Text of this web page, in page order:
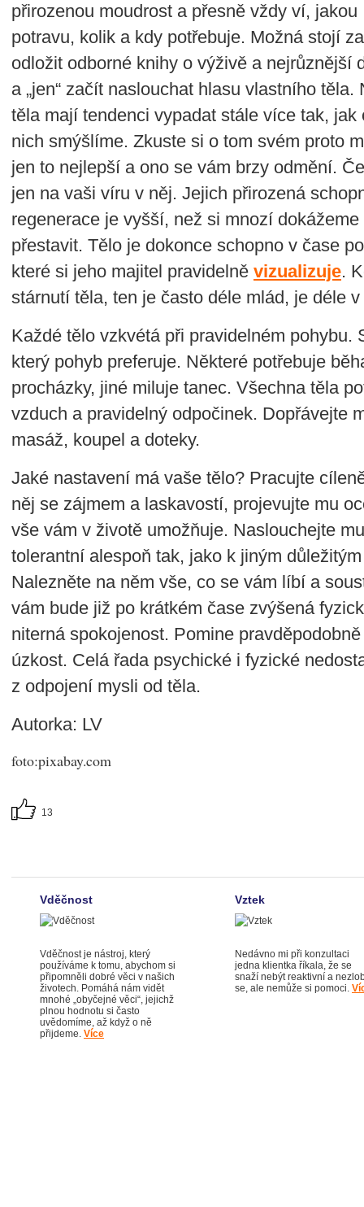
přirozenou moudrost a přesně vždy ví, jakou
potravu, kolik a kdy potřebuje. Možná stojí
odložit odborné knihy o výživě a nejrůznější
a „jen“ začít naslouchat hlasu vlastního těla.
těla mají tendenci vypadat stále více tak, jak
nich smýšlíme. Zkuste si o tom svém proto
jen to nejlepší a ono se vám brzy odmění.
jen na vaši víru v něj. Jejich přirozená
regenerace je vyšší, než si mnozí dokážeme
přestavit. Tělo je dokonce schopno v čase
které si jeho majitel pravidelně vizualizuje.
stárnutí těla, ten je často déle mlád, je déle
Každé tělo vzkvétá při pravidelném pohybu.
který pohyb preferuje. Některé potřebuje
procházky, jiné miluje tanec. Všechna těla
vzduch a pravidelný odpočinek. Dopřávejte
masáž, koupel a doteky.
Jaké nastavení má vaše tělo? Pracujte
něj se zájmem a laskavostí, projevujte mu
vše vám v životě umožňuje. Naslouchejte
tolerantní alespoň tak, jako k jiným
Nalezněte na něm vše, co se vám líbí a
vám bude již po krátkém čase zvýšená
niterná spokojenost. Pomine
úzkost. Celá řada psychické i fyzické
z odpojení mysli od těla.
Autorka: LV
foto:pixabay.com
13
Vděčnost
Vděčnost je nástroj, který
používáme k tomu, abychom si
připomněli dobré věci v našich
životech. Pomáhá nám vidět
mnohé „obyčejné věci“, jejichž
plnou hodnotu si často
uvědomíme, až když o ně
přijdeme. Více
Vztek
Nedávno mi při konzultaci
jedna klientka říkala, že se
snaží nebýt reaktivní a
se, ale nemůže si pomoci.